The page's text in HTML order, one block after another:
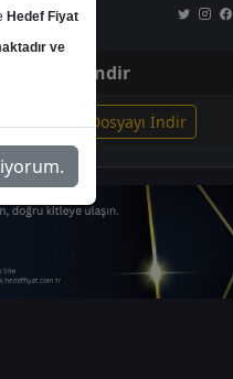
İndir
İlgili Dosyayı İndir
Hedef Fiyat
ve
Okudum, Anladım ve Kabul ediyorum.